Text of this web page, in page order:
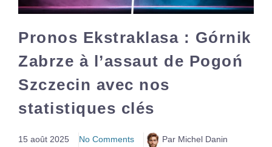
Pronos Ekstraklasa : Górnik
Zabrze à l’assaut de Pogoń
Szczecin avec nos
statistiques clés
15 août 2025 No Comments Par Michel Danin